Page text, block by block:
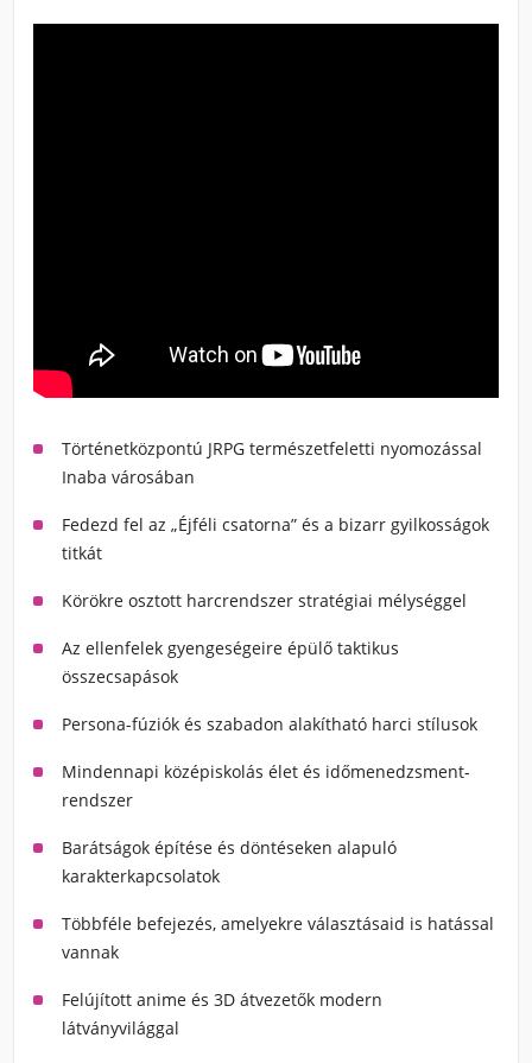
Történetközpontú JRPG természetfeletti nyomozással
Inaba városában
Fedezd fel az „Éjféli csatorna” és a bizarr gyilkosságok
titkát
Körökre osztott harcrendszer stratégiai mélységgel
Az ellenfelek gyengeségeire épülő taktikus
összecsapások
Persona-fúziók és szabadon alakítható harci stílusok
Mindennapi középiskolás élet és időmenedzsment-
rendszer
Barátságok építése és döntéseken alapuló
karakterkapcsolatok
Többféle befejezés, amelyekre választásaid is hatással
vannak
Felújított anime és 3D átvezetők modern
látványvilággal